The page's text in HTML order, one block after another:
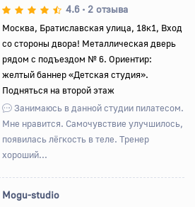
4.6 • 2 отзыва
Москва, Братиславская улица, 18к1, Вход
со стороны двора! Металлическая дверь
рядом с подъездом № 6. Ориентир:
желтый баннер «Детская студия».
Подняться на второй этаж
Занимаюсь в данной студии пилатесом.
Мне нравится. Самочувствие улучшилось,
появилась лёгкость в теле. Тренер
хороший...
Mogu-studio